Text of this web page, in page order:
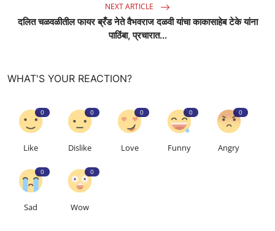
NEXT ARTICLE
दलित चळवळीतील फायर ब्रँड नेते वैभवराज दळवी यांचा काकासाहेब टेके यांना
पाठिंबा, प्रचारात...
WHAT'S YOUR REACTION?
0
Like
0
Dislike
0
Love
0
Funny
0
Angry
0
Sad
0
Wow